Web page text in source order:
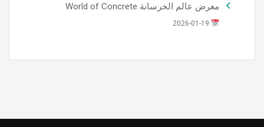
معرض عالم الخرسانة World of Concrete